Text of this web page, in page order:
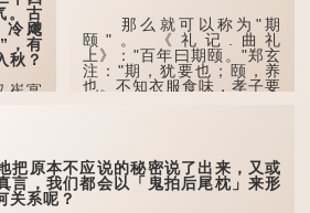
征暑
秋风
悄然
诗的
。古
冷飕
，有
秋？
寔
，
到
在
俗
。不
法
夜立
那么就可以称为"期
颐"。 《礼记.曲礼
上》："百年曰期颐。"郑玄
注："期，犹要也；颐，养
也。不知衣服食味，孝子要
原本不应说的秘密说了出来，又或
言，我们都会以「鬼拍后尾枕」来形
关系呢？